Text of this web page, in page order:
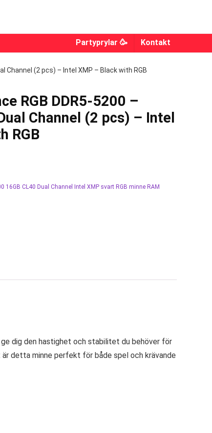
Partyprylar 🥳 Kontakt
Channel (2 pcs) – Intel XMP – Black with RGB
RGB DDR5-5200 –
Channel (2 pcs) – Intel
RGB
16GB CL40 Dual Channel Intel XMP svart RGB minne RAM
dig den hastighet och stabilitet du behöver för
är detta minne perfekt för både spel och krävande